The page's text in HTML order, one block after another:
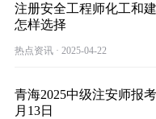
注册安全工程师化工和
怎样选择
热点资讯 · 2025-04-22
青海2025中级注安师报
月13日